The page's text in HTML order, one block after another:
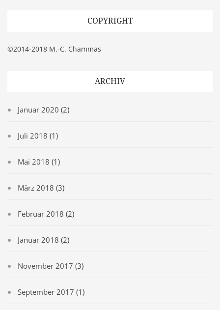
COPYRIGHT
©2014-2018 M.-C. Chammas
ARCHIV
Januar 2020 (2)
Juli 2018 (1)
Mai 2018 (1)
März 2018 (3)
Februar 2018 (2)
Januar 2018 (2)
November 2017 (3)
September 2017 (1)